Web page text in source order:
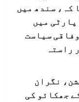
کہ، سندھ میں
میں
سیاست
راستہ
نگران
جھکائو کی